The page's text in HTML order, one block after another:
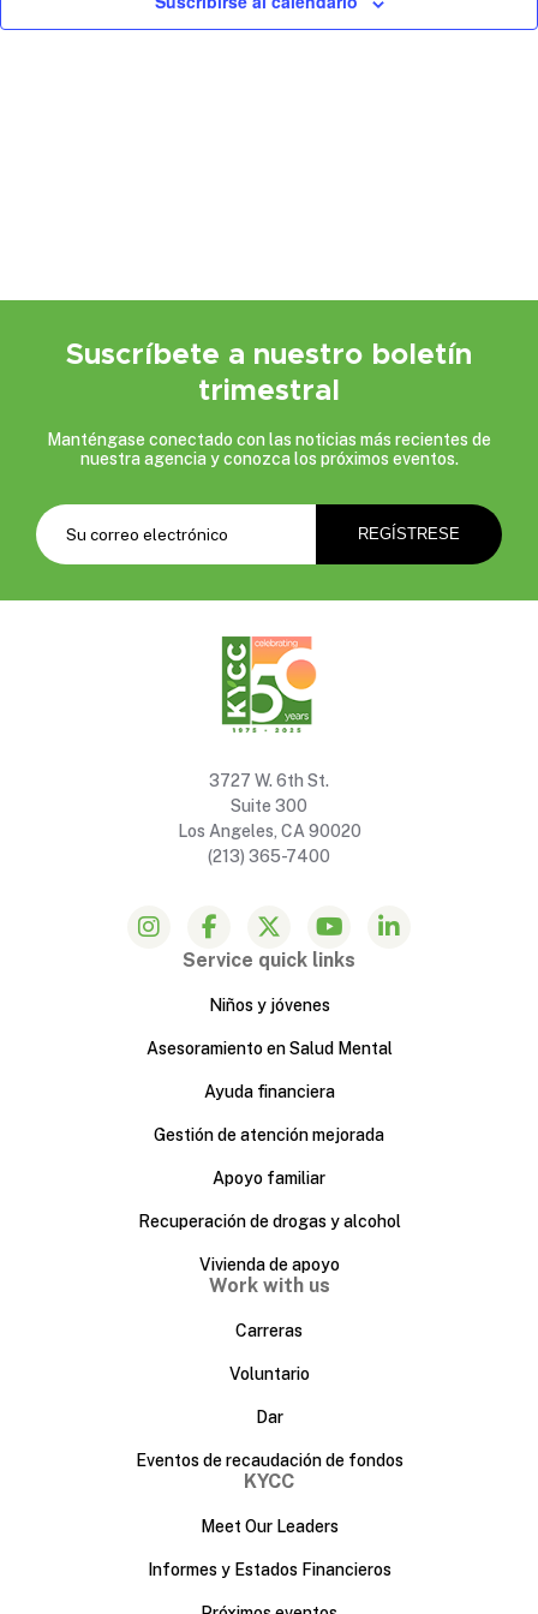
Suscríbete a nuestro boletín
trimestral
Manténgase conectado con las noticias más recientes de
nuestra agencia y conozca los próximos eventos.
3727 W. 6th St.
Suite 300
Los Angeles, CA 90020
(213) 365-7400
Service quick links
Niños y jóvenes
Asesoramiento en Salud Mental
Ayuda financiera
Gestión de atención mejorada
Apoyo familiar
Recuperación de drogas y alcohol
Vivienda de apoyo
Work with us
Carreras
Voluntario
Dar
Eventos de recaudación de fondos
KYCC
Meet Our Leaders
Informes y Estados Financieros